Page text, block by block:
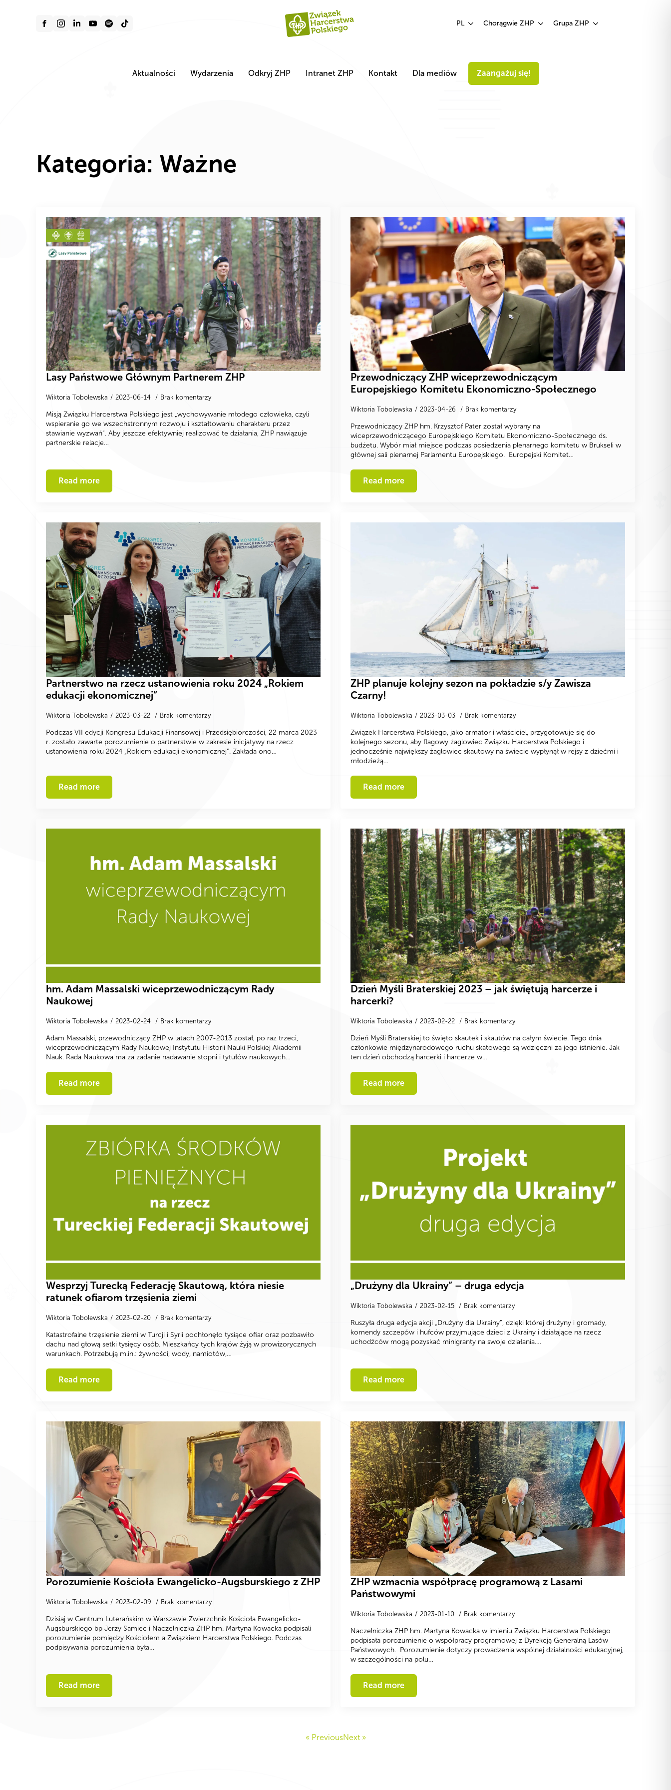
PL Chorągwie ZHP Grupa ZHP
Aktualności Wydarzenia Odkryj ZHP Intranet ZHP Kontakt Dla mediów Zaangażuj się!
Kategoria: Ważne
Lasy Państwowe Głównym Partnerem ZHP
Wiktoria Tobolewska 2023-06-14 Brak komentarzy
Misją Związku Harcerstwa Polskiego jest „wychowywanie młodego człowieka, czyli
wspieranie go we wszechstronnym rozwoju i kształtowaniu charakteru przez
stawianie wyzwań”. Aby jeszcze efektywniej realizować te działania, ZHP nawiązuje
partnerskie relacje…
Read more
Przewodniczący ZHP wiceprzewodniczącym
Europejskiego Komitetu Ekonomiczno-Społecznego
Wiktoria Tobolewska 2023-04-26 Brak komentarzy
Przewodniczący ZHP hm. Krzysztof Pater został wybrany na
wiceprzewodniczącego Europejskiego Komitetu Ekonomiczno-Społecznego ds.
budżetu. Wybór miał miejsce podczas posiedzenia plenarnego komitetu w Brukseli w
głównej sali plenarnej Parlamentu Europejskiego. Europejski Komitet…
Read more
Partnerstwo na rzecz ustanowienia roku 2024 „Rokiem
edukacji ekonomicznej”
Wiktoria Tobolewska 2023-03-22 Brak komentarzy
Podczas VII edycji Kongresu Edukacji Finansowej i Przedsiębiorczości, 22 marca 2023
r. zostało zawarte porozumienie o partnerstwie w zakresie inicjatywy na rzecz
ustanowienia roku 2024 „Rokiem edukacji ekonomicznej”. Zakłada ono…
Read more
ZHP planuje kolejny sezon na pokładzie s/y Zawisza
Czarny!
Wiktoria Tobolewska 2023-03-03 Brak komentarzy
Związek Harcerstwa Polskiego, jako armator i właściciel, przygotowuje się do
kolejnego sezonu, aby flagowy żaglowiec Związku Harcerstwa Polskiego i
jednocześnie największy żaglowiec skautowy na świecie wypłynął w rejsy z dziećmi i
młodzieżą…
Read more
hm. Adam Massalski wiceprzewodniczącym Rady
Naukowej
Wiktoria Tobolewska 2023-02-24 Brak komentarzy
Adam Massalski, przewodniczący ZHP w latach 2007-2013 został, po raz trzeci,
wiceprzewodniczącym Rady Naukowej Instytutu Historii Nauki Polskiej Akademii
Nauk. Rada Naukowa ma za zadanie nadawanie stopni i tytułów naukowych…
Read more
Dzień Myśli Braterskiej 2023 – jak świętują harcerze i
harcerki?
Wiktoria Tobolewska 2023-02-22 Brak komentarzy
Dzień Myśli Braterskiej to święto skautek i skautów na całym świecie. Tego dnia
członkowie międzynarodowego ruchu skatowego są wdzięczni za jego istnienie. Jak
ten dzień obchodzą harcerki i harcerze w…
Read more
Wesprzyj Turecką Federację Skautową, która niesie
ratunek ofiarom trzęsienia ziemi
Wiktoria Tobolewska 2023-02-20 Brak komentarzy
Katastrofalne trzęsienie ziemi w Turcji i Syrii pochłonęło tysiące ofiar oraz pozbawiło
dachu nad głową setki tysięcy osób. Mieszkańcy tych krajów żyją w prowizorycznych
warunkach. Potrzebują m.in.: żywności, wody, namiotów,…
Read more
„Drużyny dla Ukrainy” – druga edycja
Wiktoria Tobolewska 2023-02-15 Brak komentarzy
Ruszyła druga edycja akcji „Drużyny dla Ukrainy”, dzięki której drużyny i gromady,
komendy szczepów i hufców przyjmujące dzieci z Ukrainy i działające na rzecz
uchodźców mogą pozyskać minigranty na swoje działania.…
Read more
Porozumienie Kościoła Ewangelicko-Augsburskiego z ZHP
Wiktoria Tobolewska 2023-02-09 Brak komentarzy
Dzisiaj w Centrum Luterańskim w Warszawie Zwierzchnik Kościoła Ewangelicko-
Augsburskiego bp Jerzy Samiec i Naczelniczka ZHP hm. Martyna Kowacka podpisali
porozumienie pomiędzy Kościołem a Związkiem Harcerstwa Polskiego. Podczas
podpisywania porozumienia była…
Read more
ZHP wzmacnia współpracę programową z Lasami
Państwowymi
Wiktoria Tobolewska 2023-01-10 Brak komentarzy
Naczelniczka ZHP hm. Martyna Kowacka w imieniu Związku Harcerstwa Polskiego
podpisała porozumienie o współpracy programowej z Dyrekcją Generalną Lasów
Państwowych. Porozumienie dotyczy prowadzenia wspólnej działalności edukacyjnej,
w szczególności na polu…
Read more
« PreviousNext »